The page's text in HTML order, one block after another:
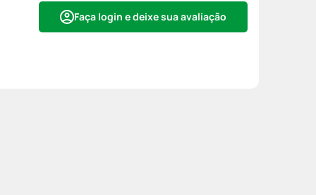
Faça login e deixe sua avaliação